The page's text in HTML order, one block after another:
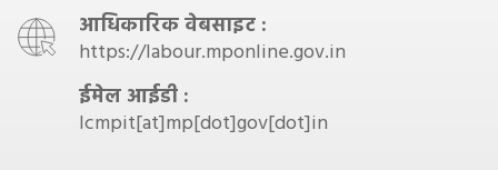
आधिकारिक वेबसाइट :
https://labour.mponline.gov.in
ईमेल आईडी :
lcmpit[at]mp[dot]gov[dot]in